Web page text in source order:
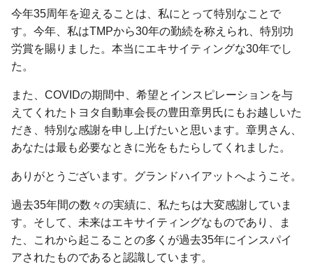
今年35周年を迎えることは、私にとって特別なことで
す。今年、私はTMPから30年の勤続を称えられ、特別功
労賞を賜りました。本当にエキサイティングな30年でし
た。
また、COVIDの期間中、希望とインスピレーションを与
えてくれたトヨタ自動車会長の豊田章男氏にもお越しいた
だき、特別な感謝を申し上げたいと思います。章男さん、
あなたは最も必要なときに光をもたらしてくれました。
ありがとうございます。グランドハイアットへようこそ。
過去35年間の数々の実績に、私たちは大変感謝していま
す。そして、未来はエキサイティングなものであり、ま
た、これから起こることの多くが過去35年にインスパイ
アされたものであると認識しています。